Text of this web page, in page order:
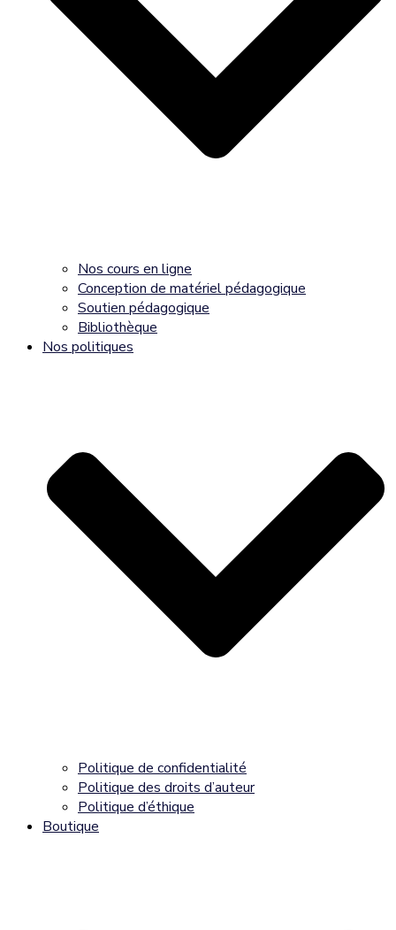
Nos cours en ligne
Conception de matériel pédagogique
Soutien pédagogique
Bibliothèque
Nos politiques
Politique de confidentialité
Politique des droits d’auteur
Politique d’éthique
Boutique